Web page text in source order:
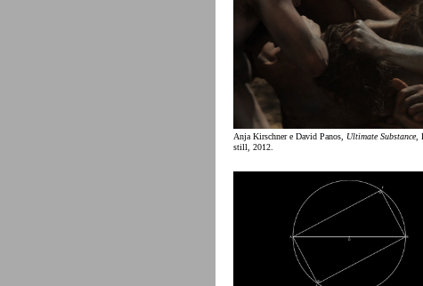
Anja Kirschner e David Panos, Ultimate Substance,
still, 2012.